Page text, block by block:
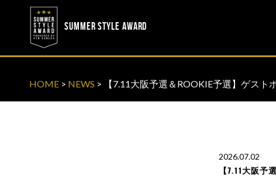
SUMMER STYLE AWARD
HOME > NEWS > 【7.11大阪予選＆ROOKIE予選】ゲスト
2026.07.02
【7.11大阪予